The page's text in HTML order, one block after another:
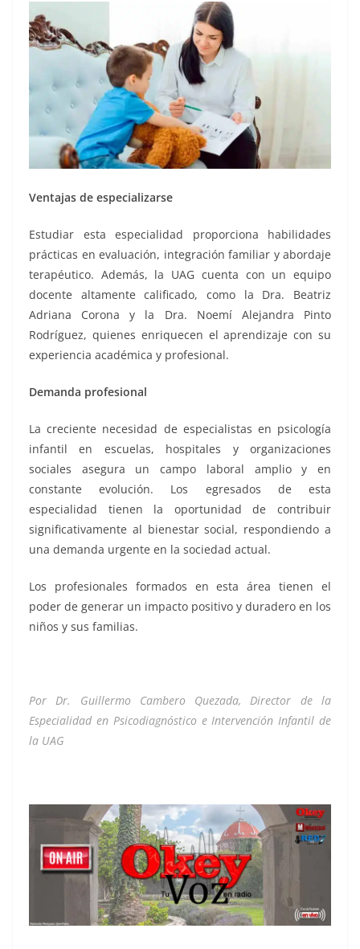
Ventajas de especializarse
Estudiar esta especialidad proporciona habilidades
prácticas en evaluación, integración familiar y abordaje
terapéutico. Además, la UAG cuenta con un equipo
docente altamente calificado, como la Dra. Beatriz
Adriana Corona y la Dra. Noemí Alejandra Pinto
Rodríguez, quienes enriquecen el aprendizaje con su
experiencia académica y profesional​​.
Demanda profesional
La creciente necesidad de especialistas en psicología
infantil en escuelas, hospitales y organizaciones
sociales asegura un campo laboral amplio y en
constante evolución. Los egresados de esta
especialidad tienen la oportunidad de contribuir
significativamente al bienestar social, respondiendo a
una demanda urgente en la sociedad actual​​.
Los profesionales formados en esta área tienen el
poder de generar un impacto positivo y duradero en los
niños y sus familias.
Por Dr. Guillermo Cambero Quezada, Director de la
Especialidad en Psicodiagnóstico e Intervención Infantil de
la UAG